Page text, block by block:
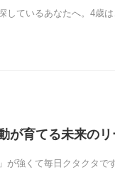
しているあなたへ。4歳
が育てる未来の
が強くて毎日クタクタ